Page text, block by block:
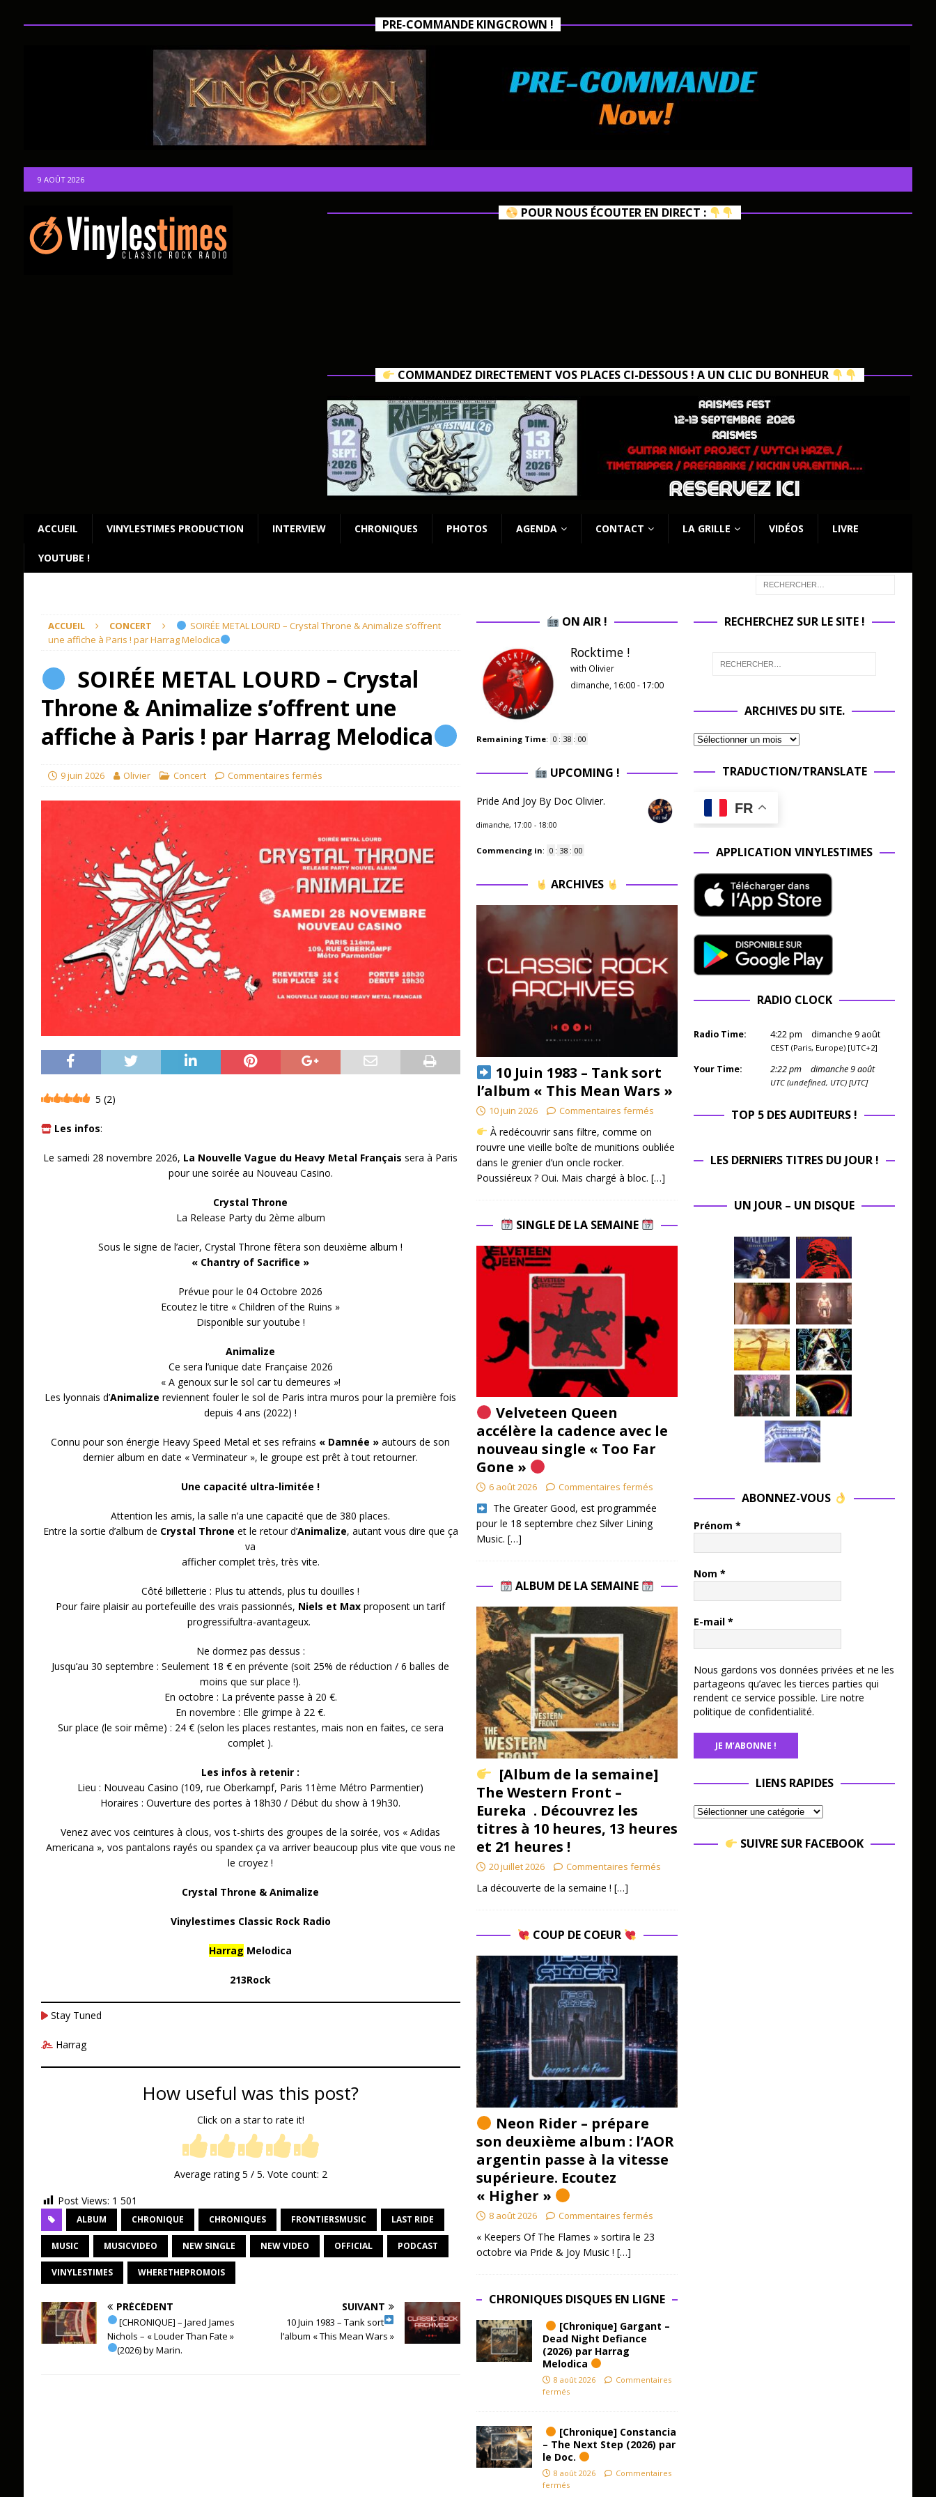
PRE-COMMANDE KINGCROWN !
9 AOÛT 2026
POUR NOUS ÉCOUTER EN DIRECT :
COMMANDEZ DIRECTEMENT VOS PLACES CI-DESSOUS ! A UN CLIC DU BONHEUR
ACCUEIL VINYLESTIMES PRODUCTION INTERVIEW CHRONIQUES PHOTOS AGENDA CONTACT LA GRILLE VIDÉOS LIVRE
YOUTUBE !
ACCUEIL CONCERT
SOIRÉE METAL LOURD – Crystal Throne & Animalize s’offrent
une affiche à Paris ! par Harrag Melodica
SOIRÉE METAL LOURD – Crystal
Throne & Animalize s’offrent une
affiche à Paris ! par Harrag Melodica
9 juin 2026 Olivier Concert Commentaires fermés
5 (2)
Les infos:
Le samedi 28 novembre 2026, La Nouvelle Vague du Heavy Metal Français sera à Paris
pour une soirée au Nouveau Casino.
Crystal Throne
La Release Party du 2ème album
Sous le signe de l’acier, Crystal Throne fêtera son deuxième album !
« Chantry of Sacrifice »
Prévue pour le 04 Octobre 2026
Ecoutez le titre « Children of the Ruins »
Disponible sur youtube !
Animalize
Ce sera l’unique date Française 2026
« A genoux sur le sol car tu demeures »!
Les lyonnais d’Animalize reviennent fouler le sol de Paris intra muros pour la première fois
depuis 4 ans (2022) !
Connu pour son énergie Heavy Speed Metal et ses refrains « Damnée » autours de son
dernier album en date « Verminateur », le groupe est prêt à tout retourner.
Une capacité ultra-limitée !
Attention les amis, la salle n’a une capacité que de 380 places.
Entre la sortie d’album de Crystal Throne et le retour d’Animalize, autant vous dire que ça
va
afficher complet très, très vite.
Côté billetterie : Plus tu attends, plus tu douilles !
Pour faire plaisir au portefeuille des vrais passionnés, Niels et Max proposent un tarif
progressifultra-avantageux.
Ne dormez pas dessus :
Jusqu’au 30 septembre : Seulement 18 € en prévente (soit 25% de réduction / 6 balles de
moins que sur place !).
En octobre : La prévente passe à 20 €.
En novembre : Elle grimpe à 22 €.
Sur place (le soir même) : 24 € (selon les places restantes, mais non en faites, ce sera
complet ).
Les infos à retenir :
Lieu : Nouveau Casino (109, rue Oberkampf, Paris 11ème Métro Parmentier)
Horaires : Ouverture des portes à 18h30 / Début du show à 19h30.
Venez avec vos ceintures à clous, vos t-shirts des groupes de la soirée, vos « Adidas
Americana », vos pantalons rayés ou spandex ça va arriver beaucoup plus vite que vous ne
le croyez !
Crystal Throne & Animalize
Vinylestimes Classic Rock Radio
Harrag Melodica
213Rock
Stay Tuned
Harrag
How useful was this post?
Click on a star to rate it!
Average rating5 / 5. Vote count: 2
Post Views: 1 501
ALBUM CHRONIQUE CHRONIQUES FRONTIERSMUSIC LAST RIDE
MUSIC MUSICVIDEO NEW SINGLE NEW VIDEO OFFICIAL PODCAST
VINYLESTIMES WHERETHEPROMOIS
PRÉCÉDENT
[CHRONIQUE] – Jared James
Nichols – « Louder Than Fate »
(2026) by Marin.
SUIVANT
10 Juin 1983 – Tank sort
l’album « This Mean Wars »
ON AIR !
Rocktime !
with Olivier
dimanche, 16:00 - 17:00
Remaining Time: 0 : 37 : 58
UPCOMING !
Pride And Joy By Doc Olivier.
dimanche, 17:00 - 18:00
Commencing in: 0 : 37 : 58
ARCHIVES
10 Juin 1983 – Tank sort
l’album « This Mean Wars »
10 juin 2026 Commentaires fermés
À redécouvrir sans filtre, comme on
rouvre une vieille boîte de munitions oubliée
dans le grenier d’un oncle rocker.
Poussiéreux ? Oui. Mais chargé à bloc. […]
SINGLE DE LA SEMAINE
Velveteen Queen
accélère la cadence avec le
nouveau single « Too Far
Gone »
6 août 2026 Commentaires fermés
​ The Greater Good, est programmée
pour le 18 septembre chez Silver Lining
Music. […]
ALBUM DE LA SEMAINE
[Album de la semaine]
The Western Front –
Eureka . Découvrez les
titres à 10 heures, 13 heures
et 21 heures !
20 juillet 2026 Commentaires fermés
La découverte de la semaine ! […]
COUP DE COEUR
Neon Rider – prépare
son deuxième album : l’AOR
argentin passe à la vitesse
supérieure. Ecoutez
« Higher »
8 août 2026 Commentaires fermés
« Keepers Of The Flames » sortira le 23
octobre via Pride & Joy Music ! […]
CHRONIQUES DISQUES EN LIGNE
[Chronique] Gargant –
Dead Night Defiance
(2026) par Harrag
Melodica
8 août 2026
Commentaires
fermés
[Chronique] Constancia
– The Next Step (2026) par
le Doc.
8 août 2026
Commentaires
fermés
RECHERCHEZ SUR LE SITE !
ARCHIVES DU SITE.
TRADUCTION/TRANSLATE
FR
APPLICATION VINYLESTIMES
RADIO CLOCK
Radio Time: 4:22pm dimanche 9 août
CEST (Paris, Europe) [UTC+2]
Your Time: 2:22pm dimanche 9 août
UTC (undefined, UTC) [UTC]
TOP 5 DES AUDITEURS !
LES DERNIERS TITRES DU JOUR !
UN JOUR – UN DISQUE
ABONNEZ-VOUS
Prénom *
Nom *
E-mail *
Nous gardons vos données privées et ne les
partageons qu’avec les tierces parties qui
rendent ce service possible. Lire notre
politique de confidentialité.
LIENS RAPIDES
SUIVRE SUR FACEBOOK